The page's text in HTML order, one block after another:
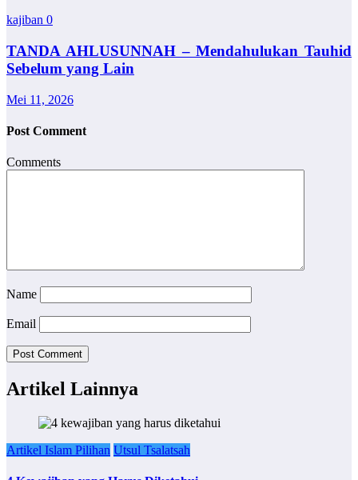
kajiban 0
TANDA AHLUSUNNAH – Mendahulukan Tauhid
Sebelum yang Lain
Mei 11, 2026
Post Comment
Comments
Name
Email
Artikel Lainnya
Artikel Islam Pilihan Utsul Tsalatsah